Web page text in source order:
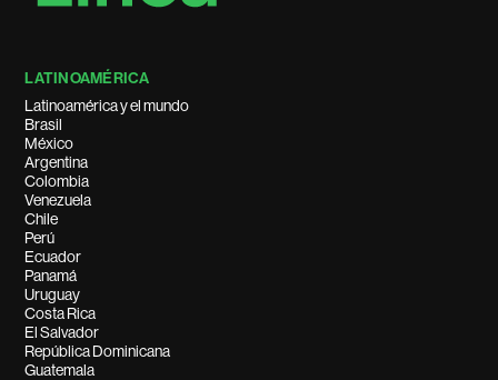
LATINOAMÉRICA
Latinoamérica y el mundo
Brasil
México
Argentina
Colombia
Venezuela
Chile
Perú
Ecuador
Panamá
Uruguay
Costa Rica
El Salvador
República Dominicana
Guatemala